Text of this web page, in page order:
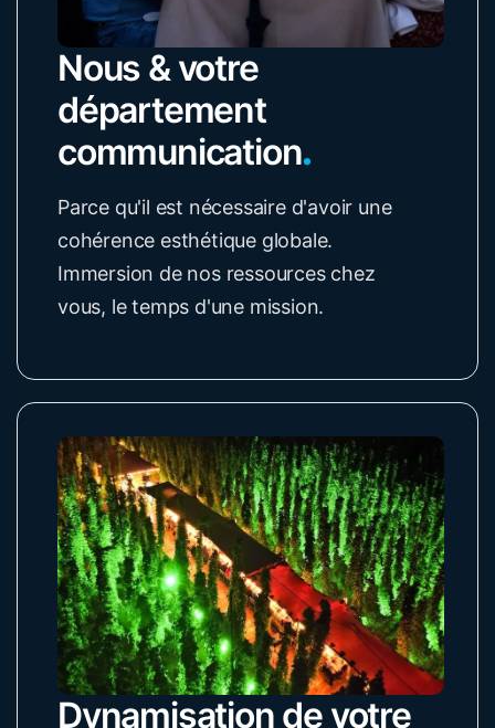
Nous & votre
département
communication.
Parce qu'il est nécessaire d'avoir une
cohérence esthétique globale.
Immersion de nos ressources chez
vous, le temps d'une mission.
Dynamisation de votre